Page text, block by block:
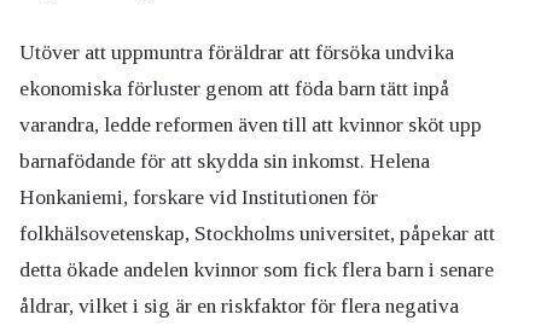
Utöver att uppmuntra föräldrar att försöka undvika
ekonomiska förluster genom att föda barn tätt inpå
varandra, ledde reformen även till att kvinnor sköt upp
barnafödande för att skydda sin inkomst. Helena
Honkaniemi, forskare vid Institutionen för
folkhälsovetenskap, Stockholms universitet, påpekar att
detta ökade andelen kvinnor som fick flera barn i senare
åldrar, vilket i sig är en riskfaktor för flera negativa